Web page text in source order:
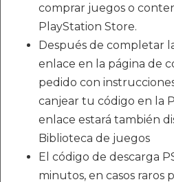
comprar juegos o
PlayStation Store.
Después de completar
enlace en la página de
pedido con
canjear tu código en la
enlace estará también
Biblioteca de juegos
El código de descarga
minutos, en casos raros